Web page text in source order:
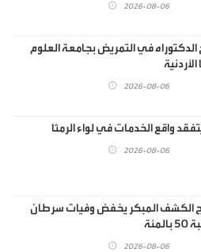
2026-08-06
الدكتوراه في التمريض بجامعة العلوم
2026-08-06
واقع الخدمات في لواء الرمثا
2026-08-06
الكشف المبكر يخفض وفيات سرطان
2026-08-06